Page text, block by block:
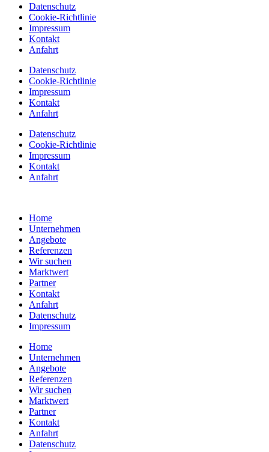
Datenschutz
Cookie-Richtlinie
Impressum
Kontakt
Anfahrt
Datenschutz
Cookie-Richtlinie
Impressum
Kontakt
Anfahrt
Datenschutz
Cookie-Richtlinie
Impressum
Kontakt
Anfahrt
Home
Unternehmen
Angebote
Referenzen
Wir suchen
Marktwert
Partner
Kontakt
Anfahrt
Datenschutz
Impressum
Home
Unternehmen
Angebote
Referenzen
Wir suchen
Marktwert
Partner
Kontakt
Anfahrt
Datenschutz